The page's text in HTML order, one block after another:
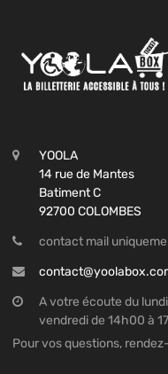
YOOLA
14 rue de Mantes
Batiment C
92700 COLOMBES
contact mail
A votre écoute du
vendredi de 14h00 à
Pour vos questions,